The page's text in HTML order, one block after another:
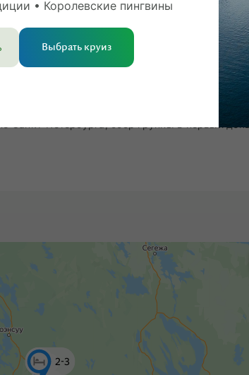
Ладожские шхеры Локальная кухня
Санкт-Петербурга, сбор группы в первый
• Королевские пингвины
Выбрать круиз